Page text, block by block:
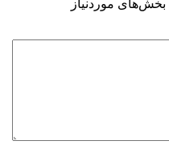
بخش‌های موردنیاز